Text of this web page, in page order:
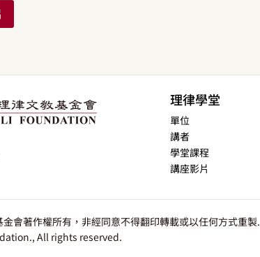
理律學堂
單位
講者
學堂課程
講座影片
會著作權所有，非經同意不得翻印轉載或以任何方式重製.
All rights reserved.